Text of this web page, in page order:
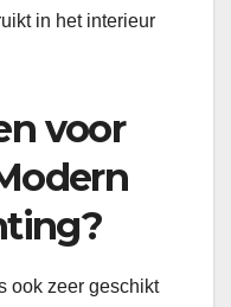
in het interieur
voor
ook zeer geschikt